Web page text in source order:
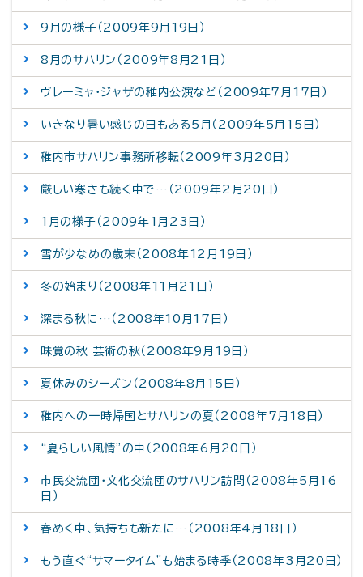
9月の様子（2009年9月19日）
8月のサハリン（2009年8月21日）
ヴレーミャ・ジャザの稚内公演など（2009年7月17日）
いきなり暑い感じの日もある5月（2009年5月15日）
稚内市サハリン事務所移転（2009年3月20日）
厳しい寒さも続く中で…（2009年2月20日）
1月の様子（2009年1月23日）
雪が少なめの歳末（2008年12月19日）
冬の始まり（2008年11月21日）
深まる秋に…（2008年10月17日）
味覚の秋 芸術の秋（2008年9月19日）
夏休みのシーズン（2008年8月15日）
稚内への一時帰国とサハリンの夏（2008年7月18日）
“夏らしい風情”の中（2008年6月20日）
市民交流団・文化交流団のサハリン訪問（2008年5月16
日）
春めく中、気持ちも新たに…（2008年4月18日）
もう直ぐ“サマータイム”も始まる時季（2008年3月20日）